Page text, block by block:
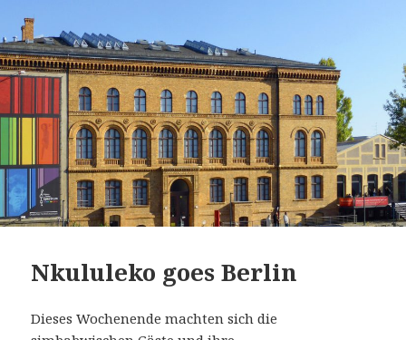
Nkululeko goes Berlin
Dieses Wochenende machten sich die